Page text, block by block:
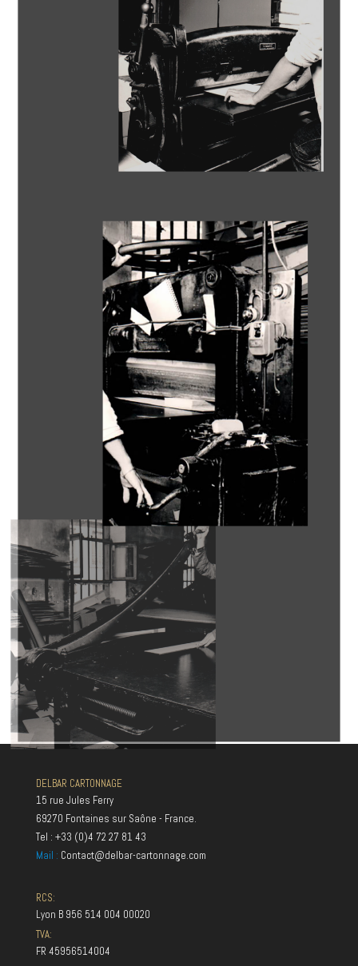
DELBAR CARTONNAGE
15 rue Jules Ferry
69270 Fontaines sur Saône - France.
Tel : +33 (0)4 72 27 81 43
Mail : Contact@delbar-cartonnage.com
RCS:
Lyon B 956 514 004 00020
TVA:
FR 45956514004